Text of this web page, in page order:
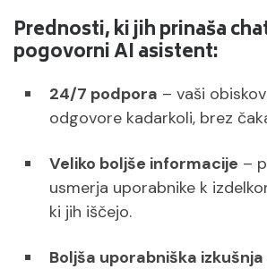
Prednosti, ki jih prinaša
pogovorni AI asistent:
24/7 podpora – vaši
odgovore kadarkoli, brez
Veliko boljše informacije –
usmerja uporabnike k
ki jih iščejo.
Boljša uporabniška izkušnja